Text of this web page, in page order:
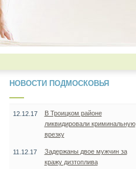
НОВОСТИ ПОДМОСКОВЬЯ
12.12.17
В Троицком районе
ликвидировали криминальную
врезку
11.12.17
Задержаны двое мужчин за
кражу дизтоплива